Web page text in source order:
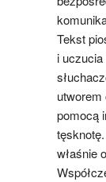
Tekst
i
utworem
pomocą
właśnie